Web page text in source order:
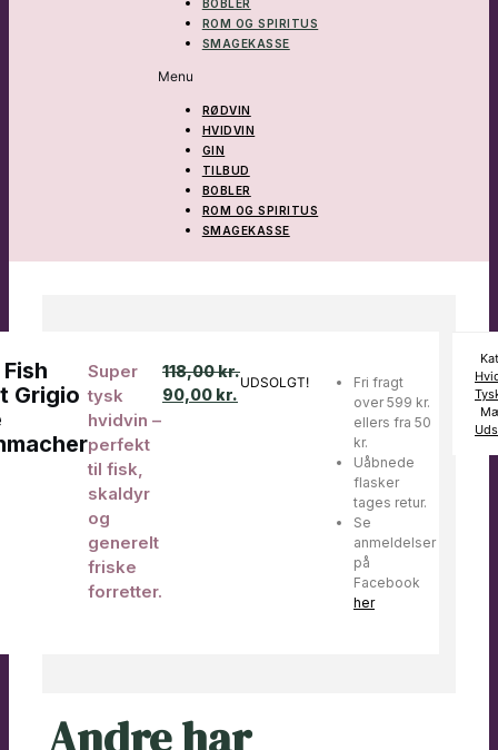
BOBLER
ROM OG SPIRITUS
SMAGEKASSE
Menu
RØDVIN
HVIDVIN
GIN
TILBUD
BOBLER
ROM OG SPIRITUS
SMAGEKASSE
Grigio
Super
tysk
hvidvin –
perfekt
til fisk,
skaldyr
og
generelt
friske
forretter.
118,00kr.
90,00 kr.
UDSOLGT!
Fri fragt
over 599 kr.
ellers fra 50
kr.
Uåbnede
flasker
tages retur.
Se
anmeldelser
på
Facebook
her
Andre har